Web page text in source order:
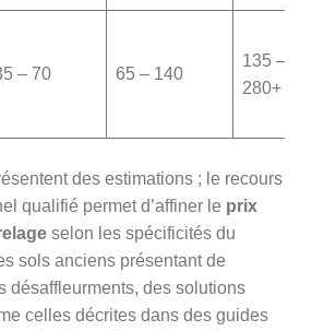
– 70 65 – 140
135 –
280+
des estimations ; le recours
qualifié permet d’affiner le prix
selon les spécificités du
sols anciens présentant de
désaffleurments, des solutions
celles décrites dans des guides